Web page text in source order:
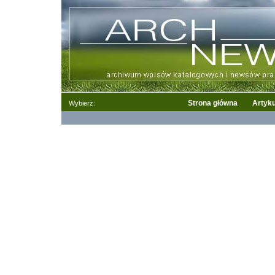
Wybierz: Strona główna